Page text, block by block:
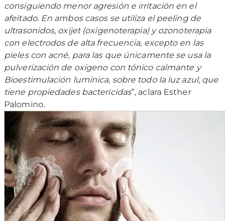
consiguiendo menor agresión e irritación en el
afeitado. En ambos casos se utiliza el peeling de
ultrasonidos, oxijet (oxigenoterapia) y ozonoterapia
con electrodos de alta frecuencia, excepto en las
pieles con acné, para las que únicamente se usa la
pulverización de oxígeno con tónico calmante y
Bioestimulación lumínica, sobre todo la luz azul, que
tiene propiedades bactericidas”, aclara Esther
Palomino.